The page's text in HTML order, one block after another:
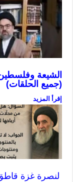
الشيعة
(جميع الحلقات)
إقرأ المزيد
لنصرة غزة قاطق